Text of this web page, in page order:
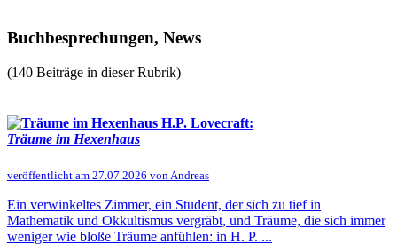
Buchbesprechungen, News
(140 Beiträge in dieser Rubrik)
H.P. Lovecraft:
Träume im Hexenhaus
veröffentlicht am 27.07.2026 von Andreas
Ein verwinkeltes Zimmer, ein Student, der sich zu tief in
Mathematik und Okkultismus vergräbt, und Träume, die sich immer
weniger wie bloße Träume anfühlen: in H. P. ...